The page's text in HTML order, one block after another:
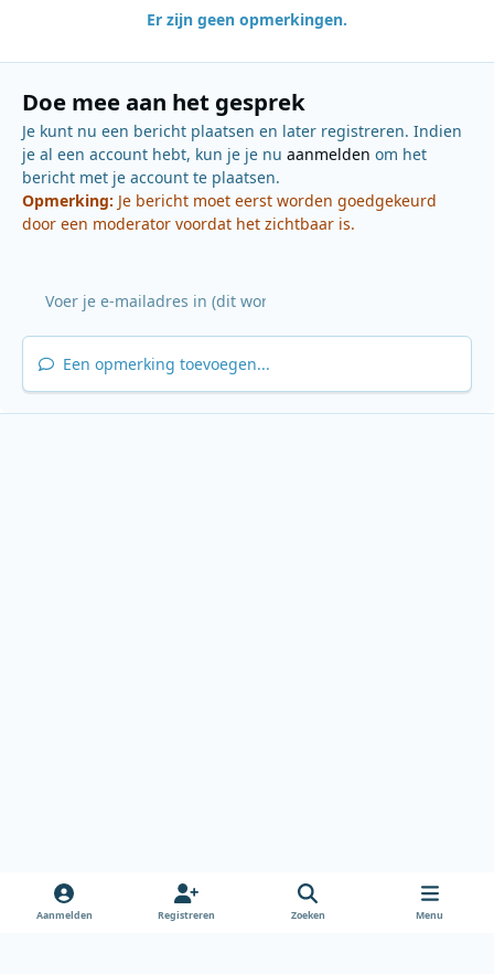
Er zijn geen opmerkingen.
Doe mee aan het gesprek
Je kunt nu een bericht plaatsen en later registreren. Indien
je al een account hebt, kun je je nu aanmelden om het
bericht met je account te plaatsen.
Opmerking: Je bericht moet eerst worden goedgekeurd
door een moderator voordat het zichtbaar is.
Een opmerking toevoegen...
Aanmelden Registreren Zoeken Menu